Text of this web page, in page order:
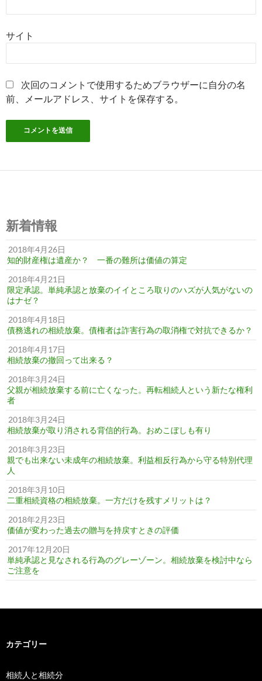
サイト
次回のコメントで使用するためブラウザーに自分の名
前、メールアドレス、サイトを保存する。
新着情報
2018年4月26日
知的財産権は遺産か？ 一番の難所は価値の算定
2018年4月21日
限定承認。単純承認と放棄のイイところ取りのハズが人気がないの
はナゼ？
2018年4月18日
債務逃れの相続放棄。債権者は詐害行為の取消権で対抗できるか？
2018年4月17日
相続放棄の撤回って出来る？
2018年3月24日
父親が相続放棄する前に亡くなった。再転相続人という新たな権利
者
2018年3月24日
相続放棄が取り消される背信的行為。おめこぼしも有り
2018年3月23日
親でも出来ない未成年の相続放棄。利益相反行為から守る特別代理
人
2018年3月10日
二重相続資格の相続放棄。一方だけを残すメリットは？
2018年2月23日
価値が変わった過去の贈与を持戻すときの評価
2017年12月20日
単純承認と見なされる行為のグレーゾーン。相続放棄を検討中なら
ご注意を
カテゴリー
相続人と相続分